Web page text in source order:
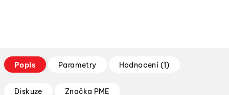
Popis Parametry Hodnocení (1)
Diskuze Značka PME